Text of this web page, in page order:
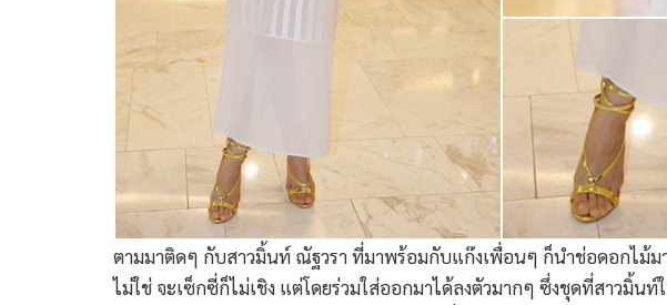
ตามมาติดๆ กับสาวมิ้นท์ ณัฐวรา ที่มาพร้อมกับแก๊งเพื่อนๆ ก็นำช่อดอกไม้ม
ไม่ใช่ จะเซ็กซี่ก็ไม่เชิง แต่โดยร่วมใส่ออกมาได้ลงตัวมากๆ ซึ่งชุดที่สาวมิ้